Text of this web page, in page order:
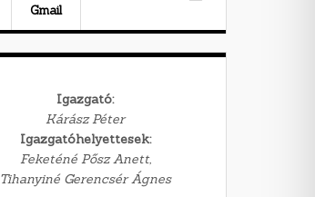
Gmail
Igazgató:
Kárász Péter
Igazgatóhelyettesek:
Feketéné Pősz Anett,
Tihanyiné Gerencsér Ágnes